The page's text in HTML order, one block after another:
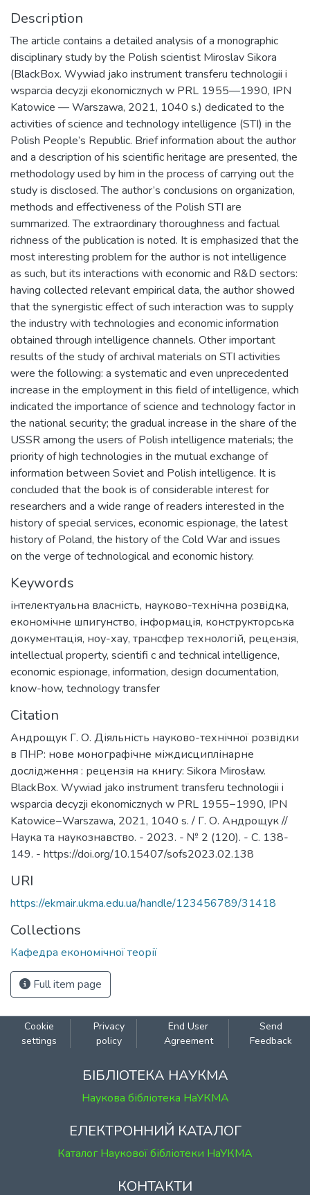
Description
The article contains a detailed analysis of a monographic
disciplinary study by the Polish scientist Miroslav Sikora
(BlackBox. Wywiad jako instrument transferu technologii i
wsparcia decyzji ekonomicznych w PRL 1955—1990, IPN
Katowice — Warszawa, 2021, 1040 s.) dedicated to the
activities of science and technology intelligence (STI) in the
Polish People’s Republic. Brief information about the author
and a description of his scientific heritage are presented, the
methodology used by him in the process of carrying out the
study is disclosed. The author’s conclusions on organization,
methods and effectiveness of the Polish STI are
summarized. The extraordinary thoroughness and factual
richness of the publication is noted. It is emphasized that the
most interesting problem for the author is not intelligence
as such, but its interactions with economic and R&D sectors:
having collected relevant empirical data, the author showed
that the synergistic effect of such interaction was to supply
the industry with technologies and economic information
obtained through intelligence channels. Other important
results of the study of archival materials on STI activities
were the following: a systematic and even unprecedented
increase in the employment in this field of intelligence, which
indicated the importance of science and technology factor in
the national security; the gradual increase in the share of the
USSR among the users of Polish intelligence materials; the
priority of high technologies in the mutual exchange of
information between Soviet and Polish intelligence. It is
concluded that the book is of considerable interest for
researchers and a wide range of readers interested in the
history of special services, economic espionage, the latest
history of Poland, the history of the Cold War and issues
on the verge of technological and economic history.
Keywords
інтелектуальна власність, науково-технічна розвідка,
економічне шпигунство, інформація, конструкторська
документація, ноу-хау, трансфер технологій, рецензія,
intellectual property, scientifi c and technical intelligence,
economic espionage, information, design documentation,
know-how, technology transfer
Citation
Андрощук Г. О. Діяльність науково-технічної розвідки
в ПНР: нове монографічне міждисциплінарне
дослідження : рецензія на книгу: Sikora Mirosław.
BlackBox. Wywiad jako instrument transferu technologii i
wsparcia decyzji ekonomicznych w PRL 1955−1990, IPN
Katowice−Warszawa, 2021, 1040 s. / Г. О. Андрощук //
Наука та наукознавство. - 2023. - № 2 (120). - С. 138-
149. - https://doi.org/10.15407/sofs2023.02.138
URI
https://ekmair.ukma.edu.ua/handle/123456789/31418
Collections
Кафедра економічної теорії
Full item page
Cookie
settings
Privacy
policy
End User
Agreement
Send
Feedback
БІБЛІОТЕКА НАУКМА
Наукова бібліотека НаУКМА
ЕЛЕКТРОННИЙ КАТАЛОГ
Каталог Наукової бібліотеки НаУКМА
КОНТАКТИ